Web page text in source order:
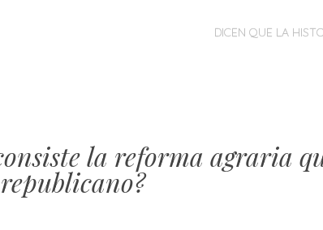
MENÚ
SALTARDICEN QUE LA
la reforma agraria